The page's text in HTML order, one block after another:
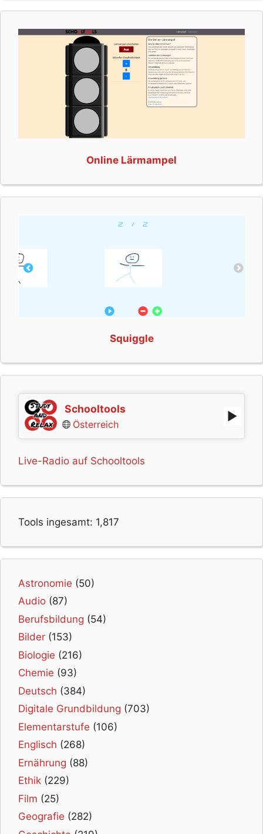
Online Lärmampel
Squiggle
Schooltools
Österreich
Live-Radio auf Schooltools
Tools ingesamt: 1,817
Astronomie (50)
Audio (87)
Berufsbildung (54)
Bilder (153)
Biologie (216)
Chemie (93)
Deutsch (384)
Digitale Grundbildung (703)
Elementarstufe (106)
Englisch (268)
Ernährung (88)
Ethik (229)
Film (25)
Geografie (282)